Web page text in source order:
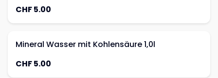
CHF 5.00
Mineral Wasser mit Kohlensäure 1,0l
CHF 5.00